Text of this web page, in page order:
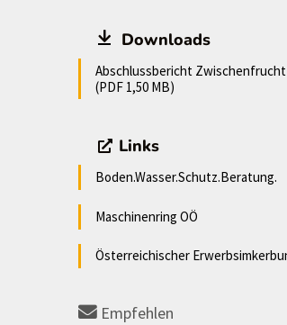
Downloads
Abschlussbericht
(PDF 1,50 MB)
Links
Boden.Wasser.Schutz.Beratung.
Maschinenring OÖ
Österreichischer
Empfehlen